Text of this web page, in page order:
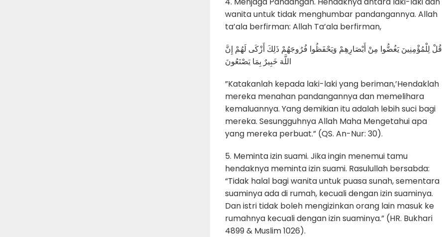
wanita untuk tidak menghumbar pandangannya. Allah
ta’ala berfirman: Allah Ta’ala berfirman,
قُلْ لِلْمُؤْمِنِينَ يَغُضُّوا مِنْ أَبْصَارِهِمْ وَيَحْفَظُوا فُرُوجَهُمْ ذَلِكَ أَزْكَى لَهُمْ إِنَّ
اللَّهَ خَبِيرٌ بِمَا يَصْنَعُونَ
”Katakanlah kepada laki-laki yang beriman,’Hendaklah
mereka menahan pandangannya dan memelihara
kemaluannya. Yang demikian itu adalah lebih suci bagi
mereka. Sesungguhnya Allah Maha Mengetahui apa
yang mereka perbuat.” (QS. An-Nur: 30).
5. Meminta izin suami. Jika ingin menemui tamu
hendaknya meminta izin suami. Rasulullah bersabda:
“Tidak halal bagi wanita untuk puasa sunah, sementara
suaminya ada di rumah, kecuali dengan izin suaminya.
Dan istri tidak boleh mengizinkan orang lain masuk ke
rumahnya kecuali dengan izin suaminya.” (HR. Bukhari
4899 & Muslim 1026).